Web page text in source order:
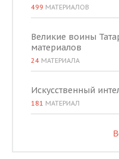
499 МАТЕРИАЛОВ
Великие воины
материалов
24 МАТЕРИАЛА
Искусственный
181 МАТЕРИАЛ